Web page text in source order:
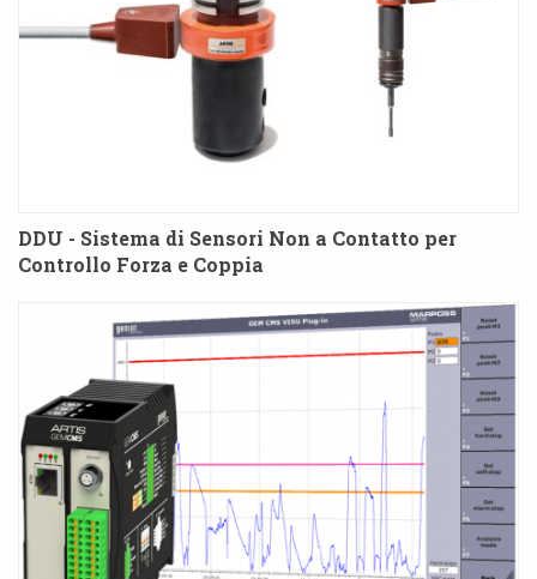
DDU - Sistema di Sensori Non a Contatto per
Controllo Forza e Coppia